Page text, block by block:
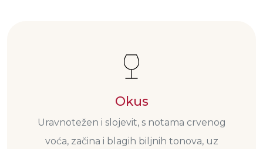
Okus
Uravnotežen i slojevit, s notama crvenog
voća, začina i blagih biljnih tonova, uz